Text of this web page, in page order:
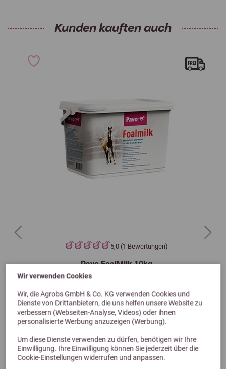
Wir verwenden Cookies
Wir, die Agrobs GmbH & Co. KG verwenden Cookies und
Dienste von Drittanbietern, die uns helfen unsere Website zu
verbessern (Webseiten-Analyse, Videos) oder ihnen
personalisierte Werbung anzuzeigen (Werbung).
Um diese Dienste verwenden zu dürfen, benötigen wir Ihre
Einwilligung. Ihre Einwilligung können Sie jederzeit über die
Cookie-Einstellungen widerrufen und anpassen.
Kunden kauften auch
5,0 (1 Bewertungen)
Pavo FoalMilk 10kg
Alternative zur Stutenmilch
72,99 €
Previous Next